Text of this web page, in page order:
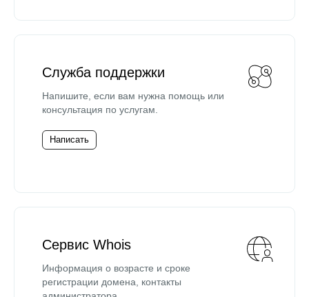
Служба поддержки
Напишите, если вам нужна помощь или
консультация по услугам.
Написать
Сервис Whois
Информация о возрасте и сроке
регистрации домена, контакты